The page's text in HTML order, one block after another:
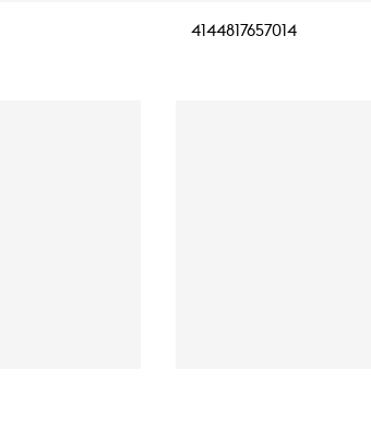
4144817657014